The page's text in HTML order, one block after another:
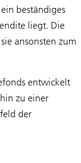
beständiges
liegt. Die
ansonsten zum
entwickelt
zu einer
der